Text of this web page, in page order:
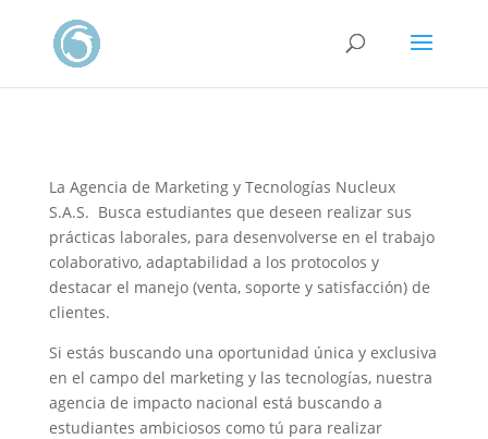
La Agencia de Marketing y Tecnologías Nucleux
S.A.S. Busca estudiantes que deseen realizar sus
prácticas laborales, para desenvolverse en el trabajo
colaborativo, adaptabilidad a los protocolos y
destacar el manejo (venta, soporte y satisfacción) de
clientes.
Si estás buscando una oportunidad única y exclusiva
en el campo del marketing y las tecnologías, nuestra
agencia de impacto nacional está buscando a
estudiantes ambiciosos como tú para realizar